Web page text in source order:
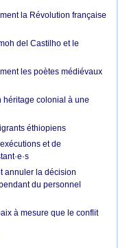
la Révolution française
del Castilho et le
les poètes médiévaux
héritage colonial à une
éthiopiens
et de
annuler la décision
du personnel
à mesure que le conflit